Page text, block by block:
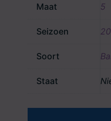
Maat 5
Seizoen
Soort
Staat